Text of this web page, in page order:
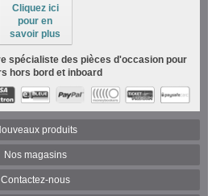
Cliquez ici
pour en
savoir plus
spécialiste des pièces d'occasion pour
hors bord et inboard
produits
Nos magasins
Contactez-nous